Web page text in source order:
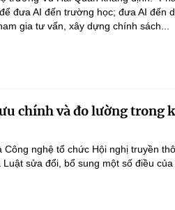
đưa AI đến trường học; đưa AI đến
gia tư vấn, xây dựng chính sách...
chính và đo lường trong
nghệ tổ chức Hội nghị truyền
sửa đổi, bổ sung một số điều của